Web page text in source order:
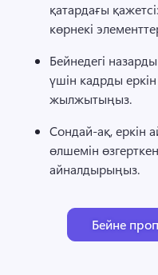
қатардағы
көрнекі
Бейнедегі
үшін кадрды
жылжытыңыз.
Сондай-ақ, еркін
өлшемін
айналдырыңыз.
Бейне